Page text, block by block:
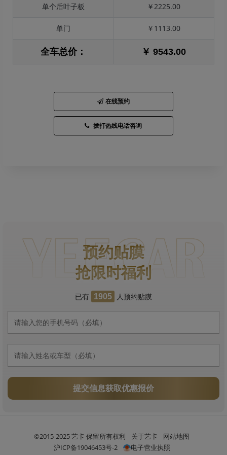
单个后叶子板 ￥2225.00
单门 ￥1113.00
全车总价： ￥ 9543.00
在线预约
拨打热线电话咨询
预约贴膜
抢限时福利
已有 1905 人预约贴膜
提交信息获取优惠报价
©2015-2025 艺卡 保留所有权利 关于艺卡
网站地图
沪ICP备19046453号-2
电子营业执照